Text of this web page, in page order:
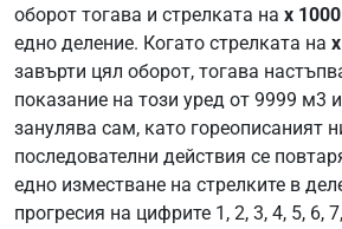
оборот тогава и стрелката на х
едно деление. Когато стрелката на
завърти цял оборот, тогава
показание на този уред от 9999 м3
занулява сам, като гореописаният
последователни действия се
едно изместване на стрелките в
прогресия на цифрите 1, 2, 3, 4, 5, 6,